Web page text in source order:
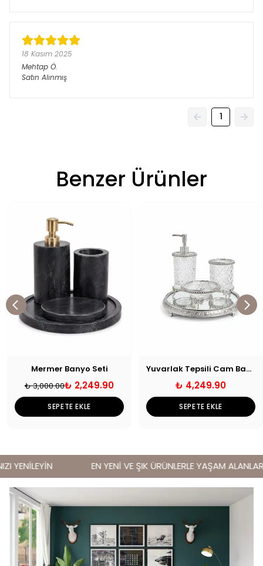
18 Kasım 2025
Mehtap Ö.
Satın Alınmış
1
Benzer Ürünler
Mermer Banyo Seti
₺ 3,000.00₺ 2,249.90
SEPETE EKLE
Yuvarlak Tepsili Cam Banyo Seti
₺ 4,249.90
SEPETE EKLE
YENİLEYİN EN YENİ VE ŞIK ÜRÜNLERLE YAŞAM